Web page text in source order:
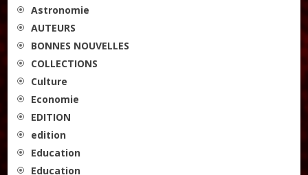
Astronomie
AUTEURS
BONNES NOUVELLES
COLLECTIONS
Culture
Economie
EDITION
edition
Education
Education